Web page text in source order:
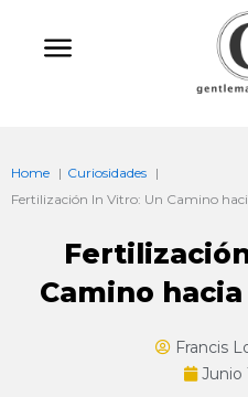
Home
Curiosidades
Fertilización In Vitro: Un Camino
Camino
Francis
Junio